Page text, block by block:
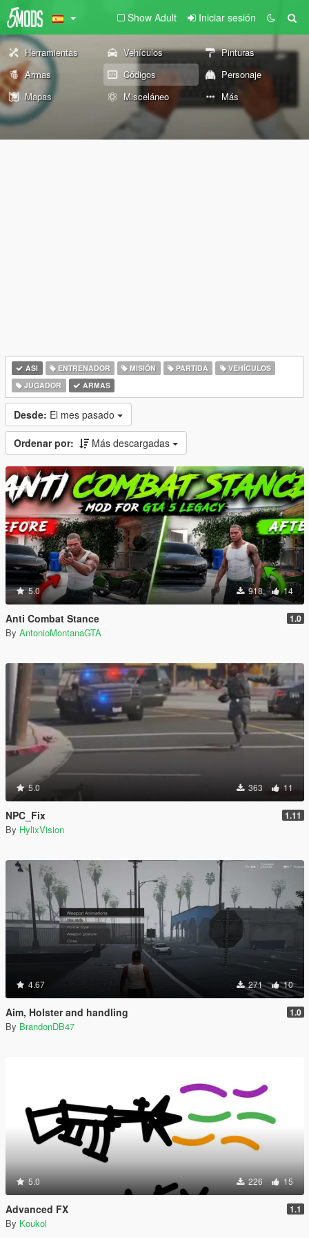
Show Adult Iniciar sesión
Herramientas Vehículos
Pinturas
Armas
Códigos
Personaje
Mapas
Misceláneo Más
ASI ENTRENADOR MISIÓN PARTIDA
VEHÍCULOS
JUGADOR
ARMAS
Desde: El mes pasado
Ordenar por: Más descargadas
5.0 918 14
Anti Combat Stance 1.0
By AntonioMontanaGTA
5.0 363 11
NPC_Fix 1.11
By HylixVision
4.67 271 10
Aim, Holster and handling 1.0
By BrandonDB47
5.0 226 15
Advanced FX 1.1
By Koukol